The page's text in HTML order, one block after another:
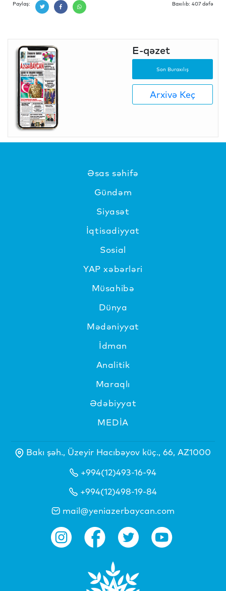
Paylaş: Baxılıb: 407 dəfə
E-qəzet
Son Buraxılış
Arxivə Keç
Əsas səhifə
Gündəm
Siyasət
İqtisadiyyat
Sosial
YAP xəbərləri
Müsahibə
Dünya
Mədəniyyat
İdman
Analitik
Maraqlı
Ədəbiyyat
MEDİA
Bakı şəh., Üzeyir Hacıbəyov küç., 66, AZ1000
+994(12)493-16-94
+994(12)498-19-84
mail@yeniazerbaycan.com